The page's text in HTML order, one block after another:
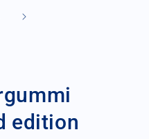
edition